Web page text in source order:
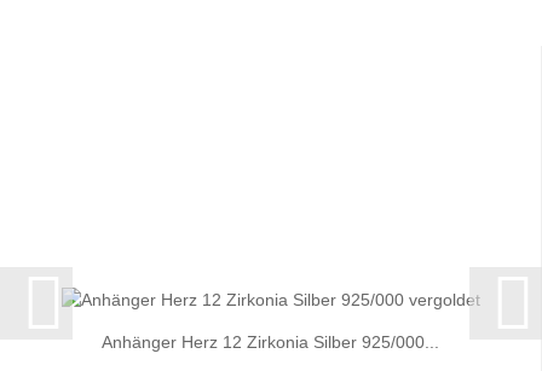
Anhänger Herz 12 Zirkonia Silber 925/000...